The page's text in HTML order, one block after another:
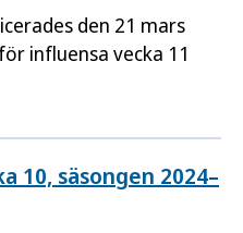
den 21 mars
influensa vecka 11
10, säsongen 2024–